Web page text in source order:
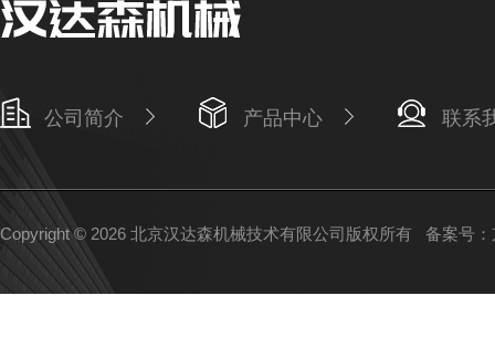
公司简介 产品中心 联系
Copyright © 2026 北京汉达森机械技术有限公司版权所有 备案号：